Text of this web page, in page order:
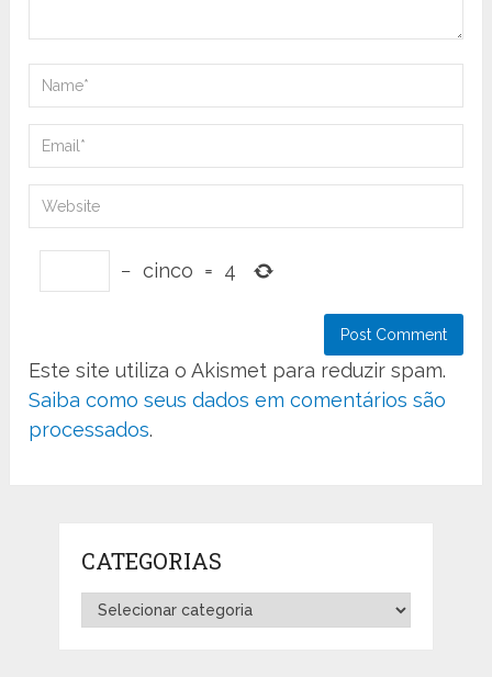
− cinco = 4
Este site utiliza o Akismet para reduzir spam.
Saiba como seus dados em comentários são
processados.
CATEGORIAS
Categorias